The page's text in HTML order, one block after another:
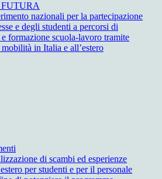
nazionali per la partecipazione
e degli studenti a percorsi di
formazione scuola-lavoro tramite
in Italia e all’estero
di scambi ed esperienze
per studenti e per il personale